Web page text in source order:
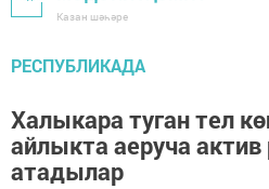
Казан шәһәре
РЕСПУБЛИКАДА
Халыкара туган тел
айлыкта аеруча
атадылар